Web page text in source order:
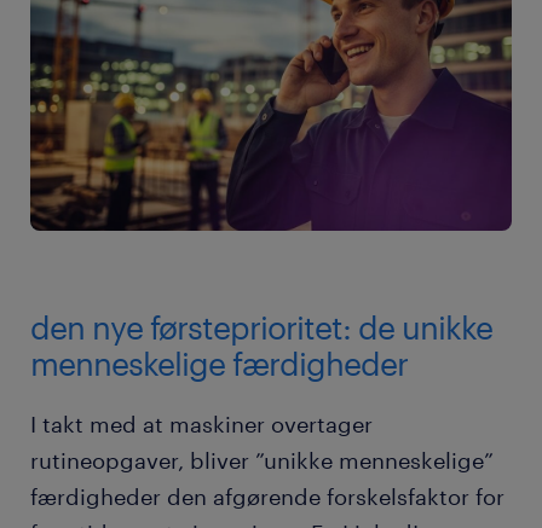
den nye førsteprioritet: de unikke
menneskelige færdigheder
I takt med at maskiner overtager
rutineopgaver, bliver ”unikke menneskelige”
færdigheder den afgørende forskelsfaktor for